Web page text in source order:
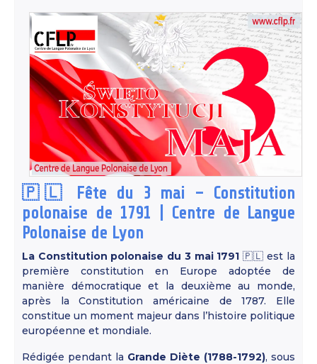
🇵🇱 Fête du 3 mai – Constitution
polonaise de 1791 | Centre de Langue
Polonaise de Lyon
La Constitution polonaise du 3 mai 1791 🇵🇱 est la
première constitution en Europe adoptée de
manière démocratique et la deuxième au monde,
après la Constitution américaine de 1787. Elle
constitue un moment majeur dans l’histoire politique
européenne et mondiale.
Rédigée pendant la Grande Diète (1788-1792), sous